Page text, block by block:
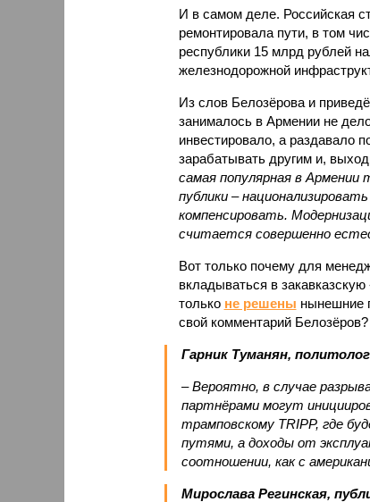
И в самом деле. Российская
ремонтировала пути, в том
республики 15 млрд рублей
железнодорожной
Из слов Белозёрова и
занималось в Армении не
инвестировало, а раздавало
зарабатывать другим и,
самая популярная в Армении
публики –
компенсировать.
считается совершенно
Вот только почему для
вкладываться в
только не решены нынешние
свой комментарий Белозёров?
Гарник Туманян, политолог
– Вероятно, в случае
партнёрами могут
трамповскому TRIPP, где
путями, а доходы от
соотношении, как с
Мирослава Регинская,